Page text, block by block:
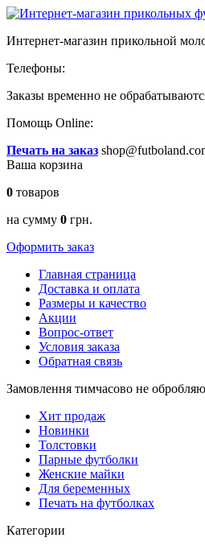
Интернет-магазин прикольной
Телефоны:
Заказы временно не
Помощь Online:
Печать на заказ
Ваша корзина
0 товаров
на сумму 0 грн.
Оформить заказ
Главная страница
Доставка и оплата
Размеры и качество
Акции
Вопрос-ответ
Условия заказа
Обратная связь
Замовлення тимчасово не
Хит продаж
Новинки
Толстовки
Парные футболки
Женские майки
Для беременных
Печать на футболках
Категории